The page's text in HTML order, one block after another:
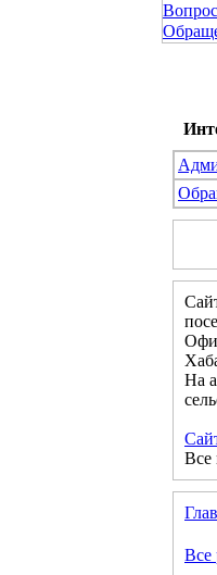
На
Все
Все